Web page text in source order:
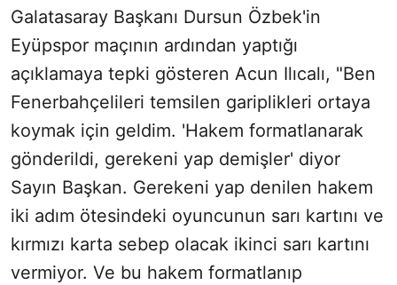
Galatasaray Başkanı Dursun Özbek'in
Eyüpspor maçının ardından yaptığı
açıklamaya tepki gösteren Acun Ilıcalı, "Ben
Fenerbahçelileri temsilen gariplikleri ortaya
koymak için geldim. 'Hakem formatlanarak
gönderildi, gerekeni yap demişler' diyor
Sayın Başkan. Gerekeni yap denilen hakem
iki adım ötesindeki oyuncunun sarı kartını ve
kırmızı karta sebep olacak ikinci sarı kartını
vermiyor. Ve bu hakem formatlanıp